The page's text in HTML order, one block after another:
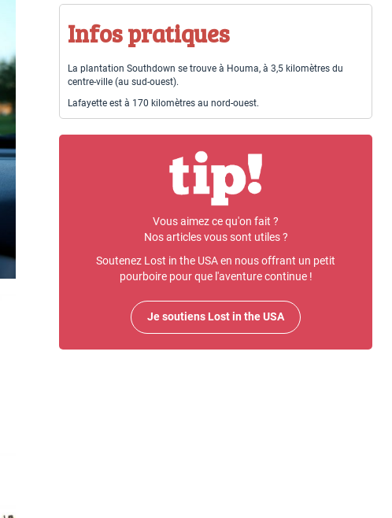
Infos pratiques
La plantation Southdown se trouve à Houma, à 3,5 kilomètres du
centre-ville (au sud-ouest).
Lafayette est à 170 kilomètres au nord-ouest.
Vous aimez ce qu'on fait ?
Nos articles vous sont utiles ?
Soutenez Lost in the USA en nous offrant un petit
pourboire pour que l'aventure continue !
Je soutiens Lost in the USA